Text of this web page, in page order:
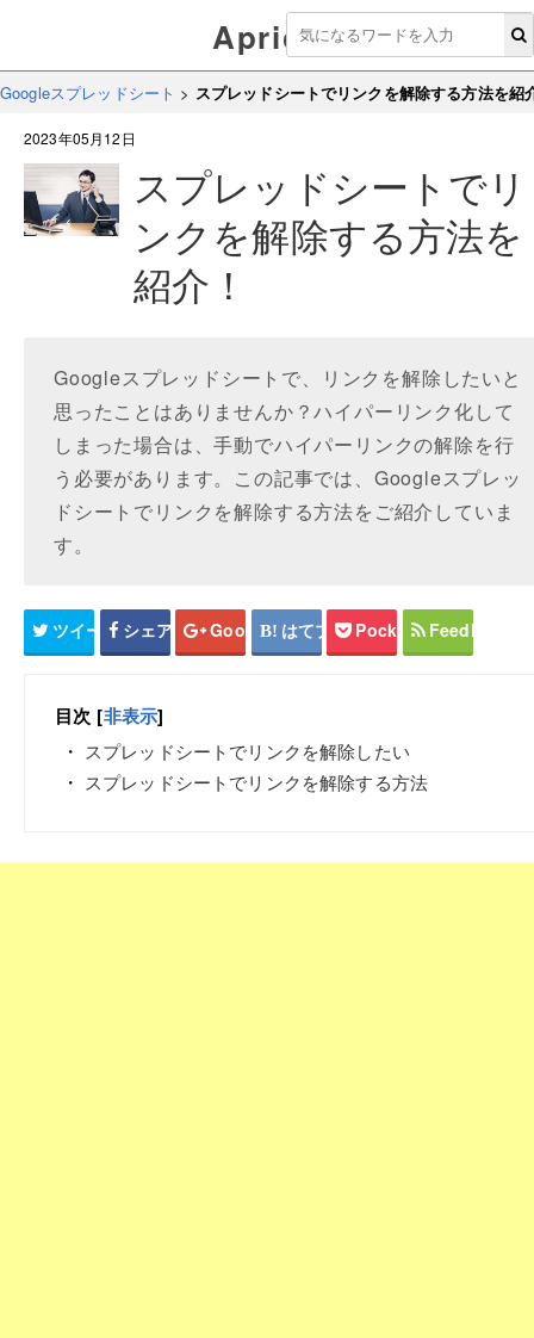
Aprico
Googleスプレッドシート > スプレッドシートでリンクを解除する方法を紹
2023年05月12日
スプレッドシートでリ
ンクを解除する方法を
紹介！
Googleスプレッドシートで、リンクを解除したいと
思ったことはありませんか？ハイパーリンク化して
しまった場合は、手動でハイパーリンクの解除を行
う必要があります。この記事では、Googleスプレッ
ドシートでリンクを解除する方法をご紹介していま
す。
ツイート シェア Google+ はてブ Pocket Feedly
目次 [非表示]
スプレッドシートでリンクを解除したい
スプレッドシートでリンクを解除する方法